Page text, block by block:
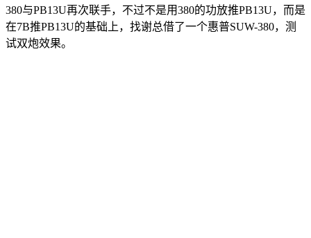
380与PB13U再次联手，不过不是用380的功放推PB13U，而是
在7B推PB13U的基础上，找谢总借了一个惠普SUW-380，测
试双炮效果。